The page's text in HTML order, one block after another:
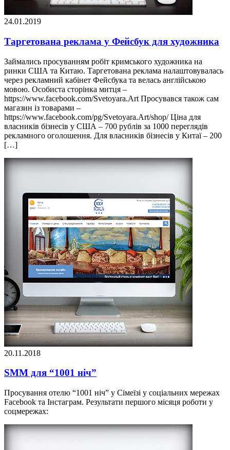
24.01.2019
Таргетована реклама у Фейсбук для художника
Займались просуванням робіт кримського художника на
ринки США та Китаю. Таргетована реклама налаштовувалась
через рекламний кабінет Фейсбука та велась англійською
мовою. Особиста сторінка митця –
https://www.facebook.com/Svetoyara.Art Просувався також сам
магазин із товарами –
https://www.facebook.com/pg/Svetoyara.Art/shop/ Ціна для
власників бізнесів у США – 700 рублів за 1000 переглядів
рекламного оголошення. Для власників бізнесів у Китаї – 200
[…]
20.11.2018
SMM для “1001 ніч”
Просування отелю “1001 ніч” у Сімеїзі у соціальних мережах
Facebook та Інстаграм. Результати першого місяця роботи у
соцмережах: